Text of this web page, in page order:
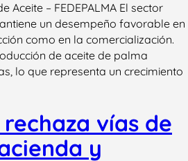
Aceite – FEDEPALMA El sector
un desempeño favorable en
como en la comercialización.
de aceite de palma
lo que representa un crecimiento
vías de
y